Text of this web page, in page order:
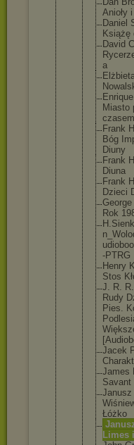
Anioły
Daniel
Książę
David
a
Miasto
czasem
Frank
Bóg
Diuny
Frank
Diuna
Frank
Dzieci
Rok
-PTRG
Henry
Stos
J. R.
Rudy
Pies.
Jacek
James
Savant
Janusz
Łóżko
Limes